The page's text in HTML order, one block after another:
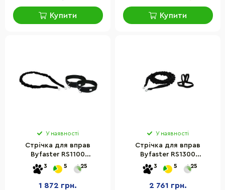
Купити Купити
У наявності
Стрічка для вправ
Byfaster RS1100
inSPORTline 7341 довжина
160 см
3 5 25
1 872 грн.
У наявності
Стрічка для вправ
Byfaster RS1300
inSPORTline 7342-ISL
3 5 25
2 761 грн.